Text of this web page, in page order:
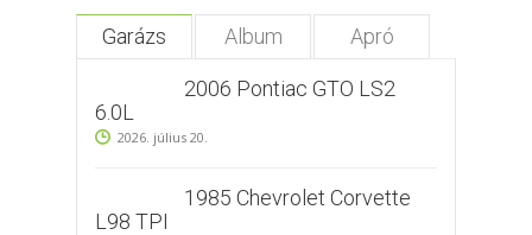
Garázs Album Apró
2006 Pontiac GTO LS2
6.0L
2026. július 20.
1985 Chevrolet Corvette
L98 TPI